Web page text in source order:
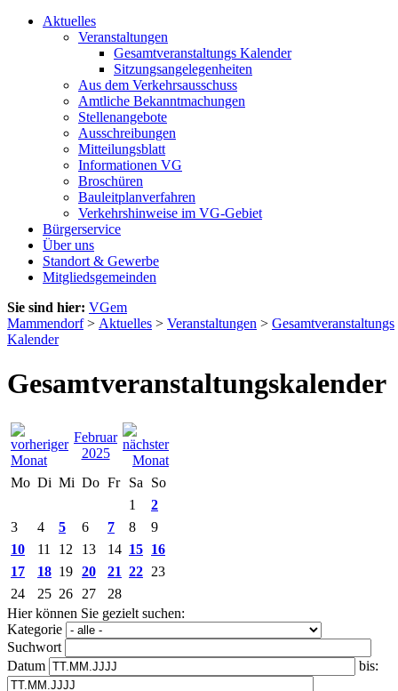
Aktuelles
Veranstaltungen
Gesamtveranstaltungs Kalender
Sitzungsangelegenheiten
Aus dem Verkehrsausschuss
Amtliche Bekanntmachungen
Stellenangebote
Ausschreibungen
Mitteilungsblatt
Informationen VG
Broschüren
Bauleitplanverfahren
Verkehrshinweise im VG-Gebiet
Bürgerservice
Über uns
Standort & Gewerbe
Mitgliedsgemeinden
Sie sind hier: VGem
Mammendorf> Aktuelles > Veranstaltungen > Gesamtveranstaltungs
Kalender
Gesamtveranstaltungskalender
Februar
2025
Mo Di Mi Do Fr Sa
So
1
2
3
4 5 6 7 8
9
10
11 12 13 14 15 16
17
18 19 20 21 22 23
24
25 26 27
28
Hier können Sie gezielt suchen:
Kategorie
Suchwort
Datum
bis: